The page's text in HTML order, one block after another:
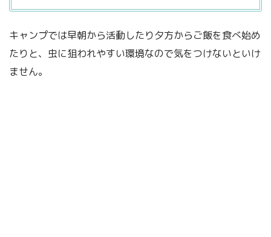
キャンプでは早朝から活動したり夕方からご飯を食べ始め
たりと、虫に狙われやすい環境なので気をつけないといけ
ません。